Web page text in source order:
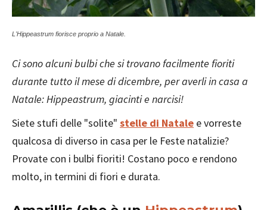
L'Hippeastrum fiorisce proprio a Natale.
Ci sono alcuni bulbi che si trovano facilmente fioriti
durante tutto il mese di dicembre, per averli in casa a
Natale: Hippeastrum, giacinti e narcisi!
Siete stufi delle "solite" stelle di Natale e vorreste
qualcosa di diverso in casa per le Feste natalizie?
Provate con i bulbi fioriti! Costano poco e rendono
molto, in termini di fiori e durata.